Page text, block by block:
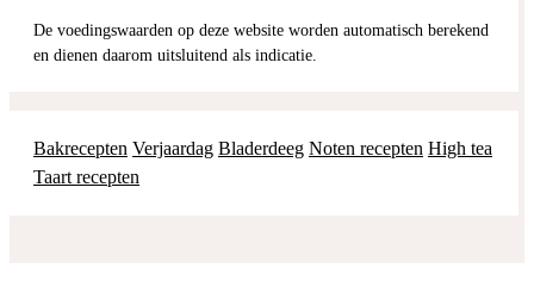
De voedingswaarden op deze website worden automatisch berekend
en dienen daarom uitsluitend als indicatie.
Bakrecepten Verjaardag Bladerdeeg Noten recepten High tea
Taart recepten